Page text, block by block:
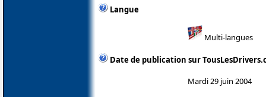
Langue
Multi-langues
Date de publication sur
Mardi 29 juin 2004